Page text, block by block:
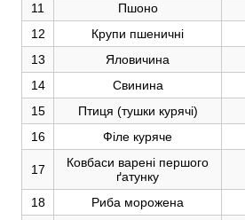
11
Пшоно
12
Крупи пшеничні
13
Яловичина
14
Свинина
15
Птиця (тушки курячі)
16
Філе куряче
17
Ковбаси варені першого
ґатунку
18 Риба морожена